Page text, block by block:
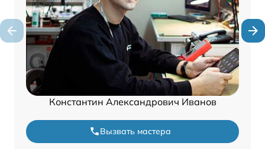
Константин Александрович Иванов
Вызвать мастера